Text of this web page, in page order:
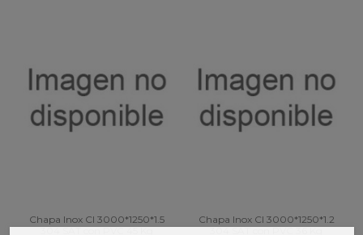
Chapa Inox CI 3000*1250*1.5
304 SAT con PVC 45 Kg
Chapa Inox CI 3000*1250*1.2
304 SAT con PVC 36 Kg